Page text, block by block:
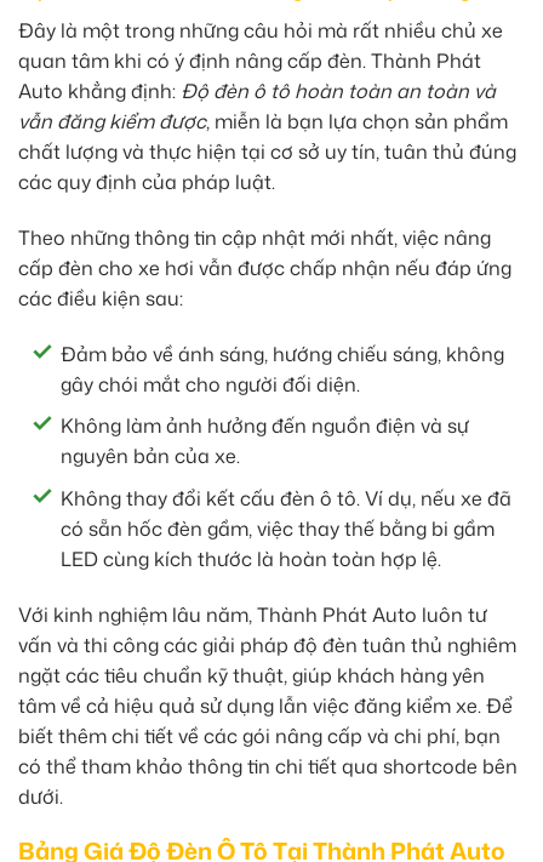
Đây là một trong những câu hỏi mà rất nhiều chủ xe
quan tâm khi có ý định nâng cấp đèn. Thành Phát
Auto khẳng định: Độ đèn ô tô hoàn toàn an toàn và
vẫn đăng kiểm được, miễn là bạn lựa chọn sản phẩm
chất lượng và thực hiện tại cơ sở uy tín, tuân thủ đúng
các quy định của pháp luật.
Theo những thông tin cập nhật mới nhất, việc nâng
cấp đèn cho xe hơi vẫn được chấp nhận nếu đáp ứng
các điều kiện sau:
Đảm bảo về ánh sáng, hướng chiếu sáng, không
gây chói mắt cho người đối diện.
Không làm ảnh hưởng đến nguồn điện và sự
nguyên bản của xe.
Không thay đổi kết cấu đèn ô tô. Ví dụ, nếu xe đã
có sẵn hốc đèn gầm, việc thay thế bằng bi gầm
LED cùng kích thước là hoàn toàn hợp lệ.
Với kinh nghiệm lâu năm, Thành Phát Auto luôn tư
vấn và thi công các giải pháp độ đèn tuân thủ nghiêm
ngặt các tiêu chuẩn kỹ thuật, giúp khách hàng yên
tâm về cả hiệu quả sử dụng lẫn việc đăng kiểm xe. Để
biết thêm chi tiết về các gói nâng cấp và chi phí, bạn
có thể tham khảo thông tin chi tiết qua shortcode bên
dưới.
Bảng Giá Độ Đèn Ô Tô Tại Thành Phát Auto